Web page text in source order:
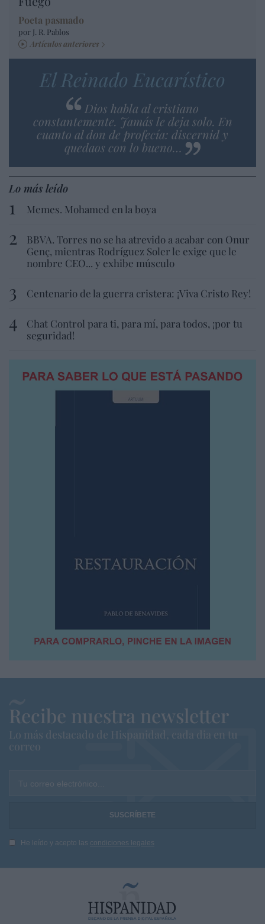
Poeta pasmado
por J. R. Pablos
Artículos anteriores
El Reinado Eucarístico
Dios habla al cristiano
constantemente. Jamás le deja solo. En
cuanto al don de profecía: discernid y
quedaos con lo bueno…
Lo más leído
Memes. Mohamed en la boya
BBVA. Torres no se ha atrevido a acabar con Onur
Genç, mientras Rodríguez Soler le exige que le
nombre CEO... y exhibe músculo
Centenario de la guerra cristera: ¡Viva Cristo Rey!
Chat Control para ti, para mí, para todos, ¡por tu
seguridad!
Recibe nuestra newsletter
Lo más destacado de Hispanidad, cada dia en tu
correo
Tu correo electrónico...
He leído y acepto las condiciones legales